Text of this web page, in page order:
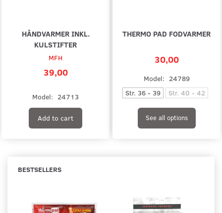
HÅNDVARMER INKL.
KULSTIFTER
MFH
39,00
Model: 24713
Add to cart
THERMO PAD FODVARMER
30,00
Model: 24789
Str. 36 - 39
Str. 40 - 42
See all options
BESTSELLERS